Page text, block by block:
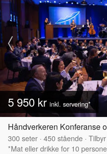
5 950 kr inkl. servering*
Håndverkeren Konferanse
300seter · 450stående ·
*Mat eller drikke for 10